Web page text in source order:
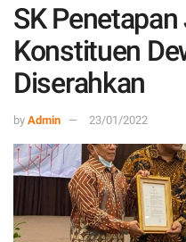
SK
Konstituen
Diserahkan
by Admin 23/01/2022